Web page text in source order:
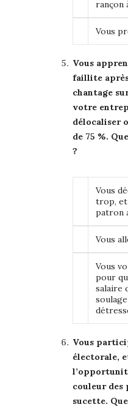
rançon
Vous
Vous
faillite
chantage
votre
délocaliser
de 75 %.
?
Vous
trop, et
patron
Vous
Vous
pour
salaire
Vous
électorale,
couleur des
sucette.